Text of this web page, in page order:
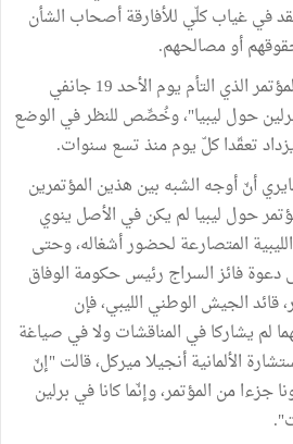
في غياب كلّي للأفارقة أصحاب الشأن
أو مصالحهم.
أمّا مؤتمر برلين الثاني فهو المؤتمر الذي التأم يوم الأحد 19 جانفي
برلين حول ليبيا"، وخُصِّص للنظر في الوضع
تعقّدا كلّ يوم منذ تسع سنوات.
أنّ أوجه الشبه بين هذين المؤتمرين
حول ليبيا لم يكن في الأصل ينوي
المتصارعة لحضور أشغاله، وحتى
فائز السراج رئيس حكومة الوفاق
قائد الجيش الوطني الليبي، فإن
لم يشاركا في المناقشات ولا في صياغة
الألمانية أنجيلا ميركل، قالت "إنّ
جزءا من المؤتمر، وإنّما كانا في برلين